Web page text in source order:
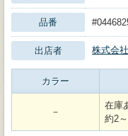
品番
出店者 株式会
カラー
－
在庫
約2